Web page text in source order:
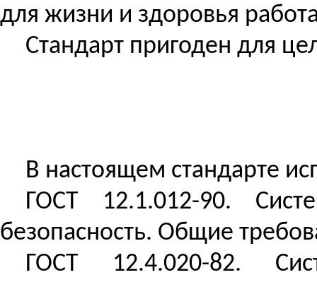
для жизни и здоровья
Стандарт пригоден для
В настоящем стандарте
ГОСТ 12.1.012-90.
безопасность. Общие
ГОСТ 12.4.020-82.